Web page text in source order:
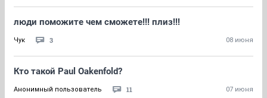
люди поможите чем сможете!!! плиз!!!
Чук 3 08 июня
Кто такой Paul Oakenfold?
Анонимный пользователь 11 07 июня